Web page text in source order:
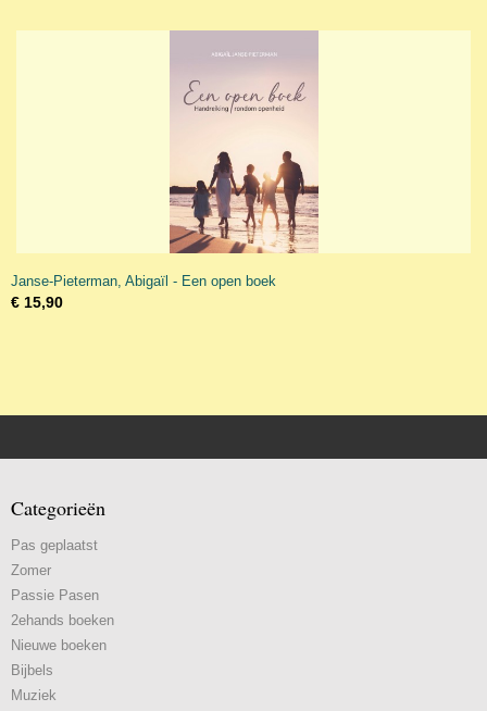
Janse-Pieterman, Abigaïl - Een open boek
€ 15,90
Categorieën
Pas geplaatst
Zomer
Passie Pasen
2ehands boeken
Nieuwe boeken
Bijbels
Muziek